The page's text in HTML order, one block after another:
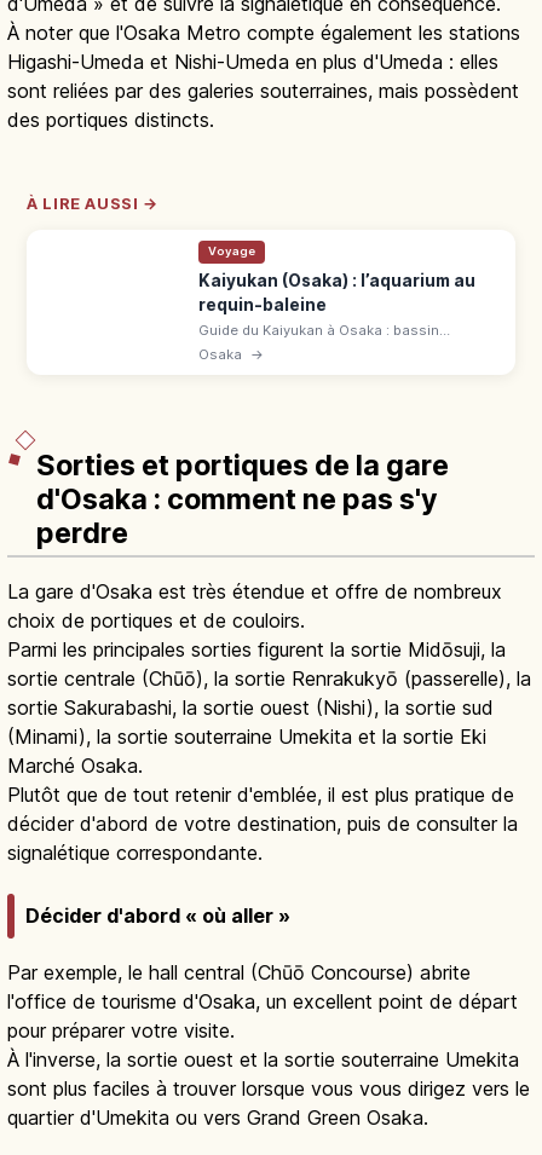
À noter que l'Osaka Metro compte également les stations
Higashi-Umeda et Nishi-Umeda en plus d'Umeda : elles
sont reliées par des galeries souterraines, mais possèdent
des portiques distincts.
Voyage
Kaiyukan (Osaka) : l’aquarium au
requin-baleine
Guide du Kaiyukan à Osaka : bassin
Osaka →
Sorties et portiques de la gare
d'Osaka : comment ne pas s'y
perdre
La gare d'Osaka est très étendue et offre de nombreux
choix de portiques et de couloirs.
Parmi les principales sorties figurent la sortie Midōsuji, la
sortie centrale (Chūō), la sortie Renrakukyō (passerelle), la
sortie Sakurabashi, la sortie ouest (Nishi), la sortie sud
(Minami), la sortie souterraine Umekita et la sortie Eki
Marché Osaka.
Plutôt que de tout retenir d'emblée, il est plus pratique de
décider d'abord de votre destination, puis de consulter la
signalétique correspondante.
Par exemple, le hall central (Chūō Concourse) abrite
l'office de tourisme d'Osaka, un excellent point de départ
pour préparer votre visite.
À l'inverse, la sortie ouest et la sortie souterraine Umekita
sont plus faciles à trouver lorsque vous vous dirigez vers le